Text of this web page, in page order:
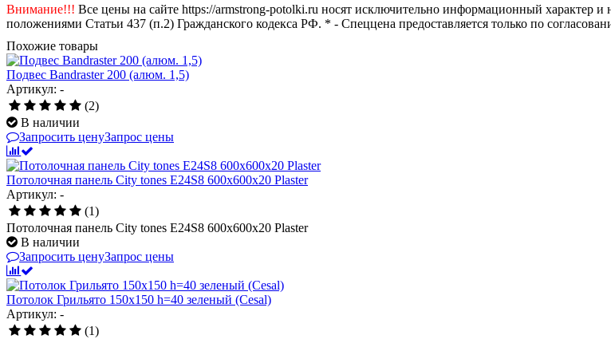
Внимание!!! Все цены на сайте https://armstrong-potolki.ru носят исключительно информационный характер
положениями Статьи 437 (п.2) Гражданского кодекса РФ. * - Спеццена предоставляется только по
Похожие товары
Подвес Bandraster 200 (алюм. 1,5)
Артикул: -
(2)
В наличии
Запросить ценуЗапрос цены
Потолочная панель City tones E24S8 600x600x20 Plaster
Артикул: -
(1)
Потолочная панель City tones E24S8 600x600x20 Plaster
В наличии
Запросить ценуЗапрос цены
Потолок Грильято 150x150 h=40 зеленый (Cesal)
Артикул: -
(1)